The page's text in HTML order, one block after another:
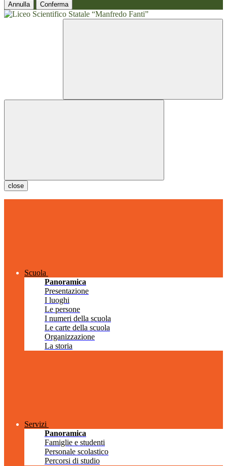
Annulla Conferma
close
Scuola
Panoramica
Presentazione
I luoghi
Le persone
I numeri della scuola
Le carte della scuola
Organizzazione
La storia
Servizi
Panoramica
Famiglie e studenti
Personale scolastico
Percorsi di studio